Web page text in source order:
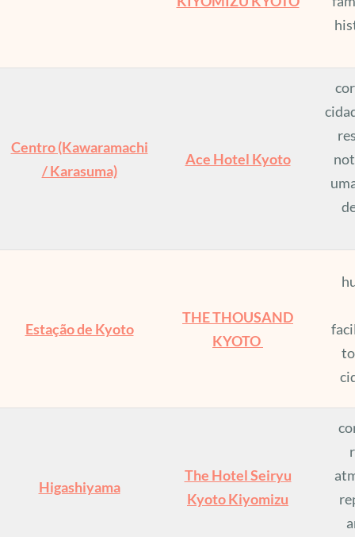
Centro (Kawaramachi
/ Karasuma)
Ace Hotel Kyoto
Estação de Kyoto
THE THOUSAND
KYOTO
Higashiyama
The Hotel Seiryu
Kyoto Kiyomizu